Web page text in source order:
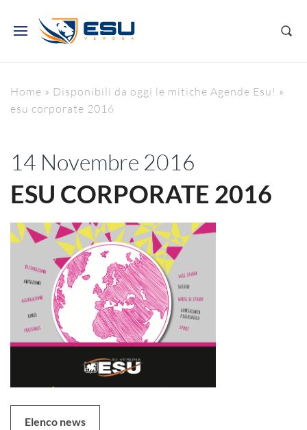
Home » Disponibili da oggi le mitiche Agende Esu! »
esu corporate 2016
14 Novembre 2016
ESU CORPORATE 2016
Elenco news